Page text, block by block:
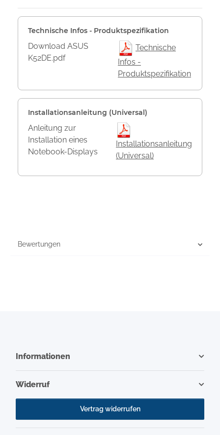
Technische Infos - Produktspezifikation
Download ASUS
K52DE.pdf
Technische
Infos -
Produktspezifikation
Installationsanleitung (Universal)
Anleitung zur
Installation eines
Notebook-Displays
Installationsanleitung
(Universal)
Bewertungen
Informationen
Widerruf
Vertrag widerrufen